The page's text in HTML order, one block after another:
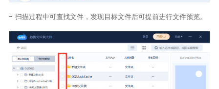
- 扫描过程中可查找文件，发现目标文件后可提前进行文件预览。